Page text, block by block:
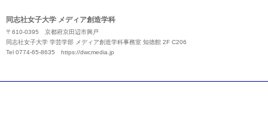
同志社女子大学 メディア創造学科
〒610-0395 京都府京田辺市興戸
同志社女子大学 学芸学部 メディア創造学科事務室 知徳館 2F C206
Tel 0774-65-8635 https://dwcmedia.jp